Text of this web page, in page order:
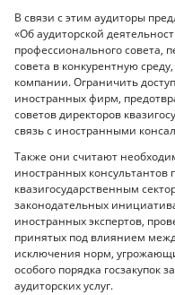
В связи с этим аудиторы
«Об аудиторской
профессионального совета,
совета в конкурентную
компании. Ограничить
иностранных фирм,
советов директоров
связь с иностранными
Также они считают
иностранных консультантов
квазигосударственным
законодательных
иностранных экспертов,
принятых под влиянием
исключения норм,
особого порядка госзакупок
аудиторских услуг.